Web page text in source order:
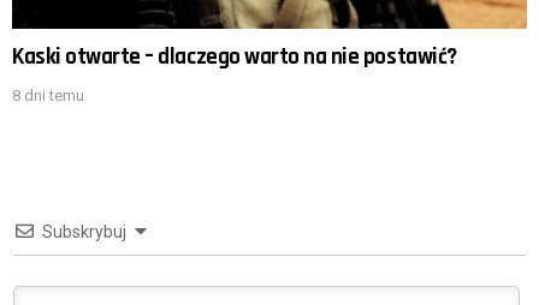
Kaski otwarte – dlaczego warto na nie postawić?
8 dni temu
Subskrybuj